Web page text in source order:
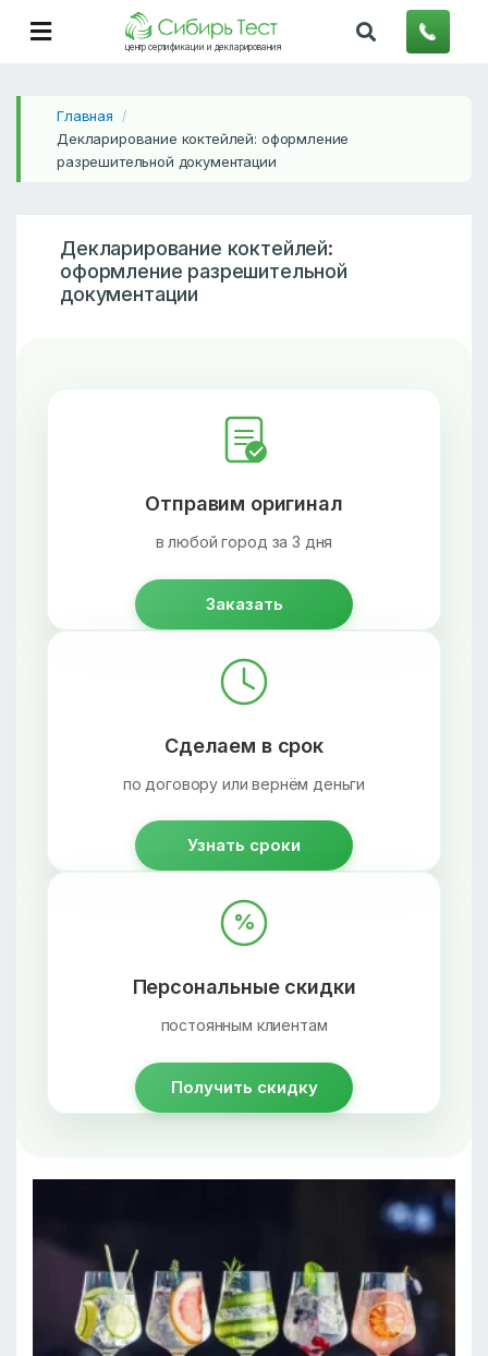
центр сертификации и декларирования
Главная /
Декларирование коктейлей: оформление
разрешительной документации
Декларирование коктейлей:
оформление разрешительной
документации
Отправим оригинал
в любой город за 3 дня
Заказать
Сделаем в срок
по договору или вернём деньги
Узнать сроки
%
Персональные скидки
постоянным клиентам
Получить скидку